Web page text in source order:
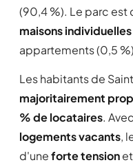
(90,4 %). Le parc
maisons
appartements (0,5
Les habitants de
majoritairement
% de locataires.
logements vacants,
d'uneforte tension